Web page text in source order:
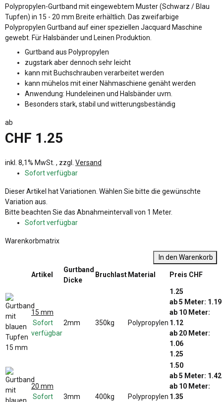
Polypropylen-Gurtband mit eingewebtem Muster (Schwarz / Blau
Tupfen) in 15 - 20 mm Breite erhältlich. Das zweifarbige
Polypropylen Gurtband auf einer speziellen Jacquard Maschine
gewebt. Für Halsbänder und Leinen Produktion.
Gurtband aus Polypropylen
zugstark aber dennoch sehr leicht
kann mit Buchschrauben verarbeitet werden
kann mühelos mit einer Nähmaschiene genäht werden
Anwendung: Hundeleinen und Halsbänder uvm.
Besonders stark, stabil und witterungsbeständig
ab
CHF 1.25
inkl. 8,1% MwSt. , zzgl. Versand
Sofort verfügbar
xDieser Artikel hat Variationen. Wählen Sie bitte die gewünschte
Variation aus.
xBitte beachten Sie das Abnahmeintervall von 1 Meter.
Sofort verfügbar
Warenkorbmatrix
In den Warenkorb
Artikel
Gurtband
Dicke
BruchlastMaterial Preis CHF
15 mm
Sofort
verfügbar
2mm 350kg Polypropylen
1.25
ab 5 Meter: 1.19
ab 10 Meter:
1.12
ab 20 Meter:
1.06
1.25
20 mm
Sofort
3mm 400kg Polypropylen
1.50
ab 5 Meter: 1.42
ab 10 Meter:
1.35